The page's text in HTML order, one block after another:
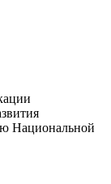
Национальной